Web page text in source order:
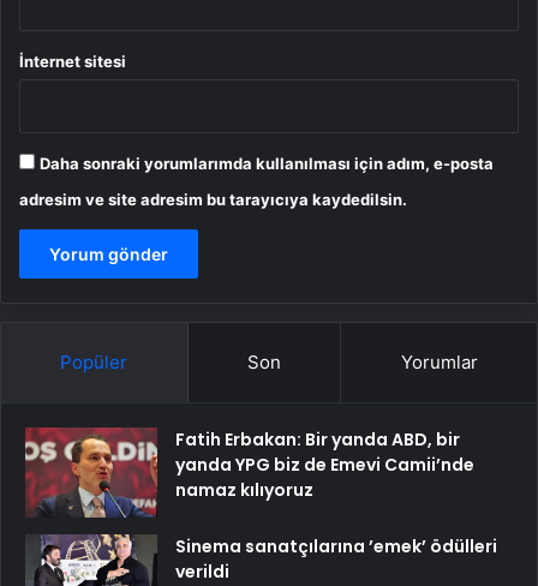
İnternet sitesi
Daha sonraki yorumlarımda kullanılması için adım, e-posta
adresim ve site adresim bu tarayıcıya kaydedilsin.
Popüler Son Yorumlar
Fatih Erbakan: Bir yanda ABD, bir
yanda YPG biz de Emevi Camii’nde
namaz kılıyoruz
Sinema sanatçılarına ’emek’ ödülleri
verildi